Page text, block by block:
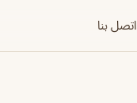
اتصل بنا